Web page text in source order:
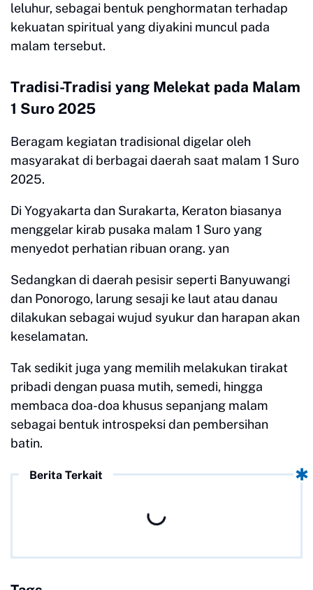
leluhur, sebagai bentuk penghormatan terhadap
kekuatan spiritual yang diyakini muncul pada
malam tersebut.
Tradisi-Tradisi yang Melekat pada Malam
1 Suro 2025
Beragam kegiatan tradisional digelar oleh
masyarakat di berbagai daerah saat malam 1 Suro
2025.
Di Yogyakarta dan Surakarta, Keraton biasanya
menggelar kirab pusaka malam 1 Suro yang
menyedot perhatian ribuan orang. yan
Sedangkan di daerah pesisir seperti Banyuwangi
dan Ponorogo, larung sesaji ke laut atau danau
dilakukan sebagai wujud syukur dan harapan akan
keselamatan.
Tak sedikit juga yang memilih melakukan tirakat
pribadi dengan puasa mutih, semedi, hingga
membaca doa-doa khusus sepanjang malam
sebagai bentuk introspeksi dan pembersihan
batin.
Berita Terkait